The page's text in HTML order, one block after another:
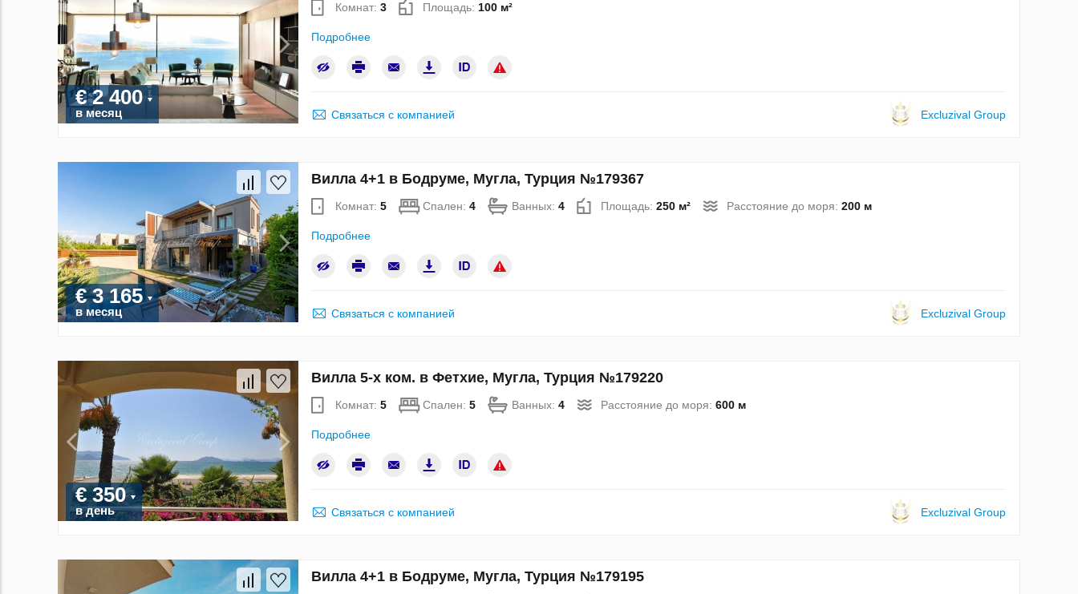
€ 2 400
в месяц
Комнат: 3 Площадь: 100 м²
Подробнее
Связаться с компанией Excluzival Group
€ 3 165
в месяц
Вилла 4+1 в Бодруме, Мугла, Турция №179367
Комнат: 5 Спален: 4 Ванных: 4 Площадь: 250 м² Расстояние до моря: 200 м
Подробнее
Связаться с компанией Excluzival Group
€ 350
в день
Вилла 5-х ком. в Фетхие, Мугла, Турция №179220
Комнат: 5 Спален: 5 Ванных: 4 Расстояние до моря: 600 м
Подробнее
Связаться с компанией Excluzival Group
Вилла 4+1 в Бодруме, Мугла, Турция №179195